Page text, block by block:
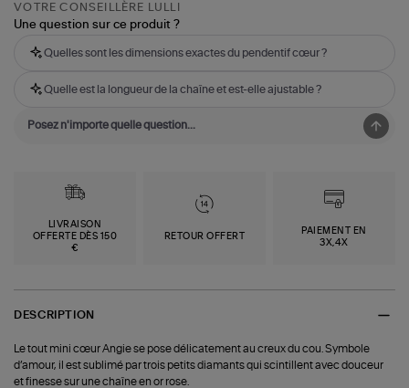
VOTRE CONSEILLÈRE LULLI
Une question sur ce produit ?
Quelles sont les dimensions exactes du pendentif cœur ?
Quelle est la longueur de la chaîne et est-elle ajustable ?
LIVRAISON
OFFERTE DÈS 150
€
RETOUR OFFERT
PAIEMENT EN
3X,4X
DESCRIPTION
Le tout mini cœur Angie se pose délicatement au creux du cou. Symbole
d’amour, il est sublimé par trois petits diamants qui scintillent avec douceur
et finesse sur une chaîne en or rose.